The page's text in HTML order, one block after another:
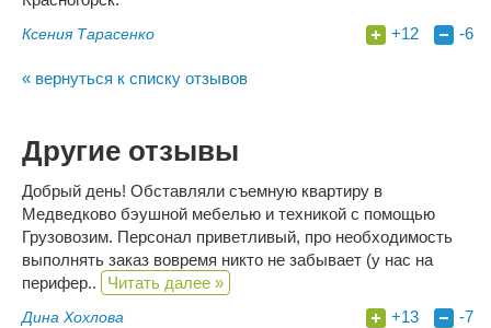
Ксения Тарасенко +12 -6
« вернуться к списку отзывов
Другие отзывы
Добрый день! Обставляли съемную квартиру в
Медведково бэушной мебелью и техникой с помощью
Грузовозим. Персонал приветливый, про необходимость
выполнять заказ вовремя никто не забывает (у нас на
перифер..
Читать далее »
Дина Хохлова +13 -7